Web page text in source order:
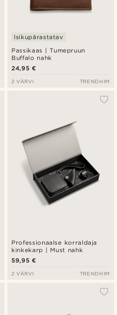
Passikaas | Tumepruun
Buffalo nahk
Isikupärastatav
24,95 €
2 VÄRVI TRENDHIM
Professionaalse korraldaja
kinkekarp | Must nahk
59,95 €
2 VÄRVI TRENDHIM